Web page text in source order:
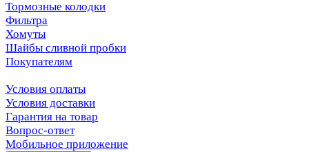
Тормозные колодки
Фильтра
Хомуты
Шайбы сливной пробки
Покупателям
Условия оплаты
Условия доставки
Гарантия на товар
Вопрос-ответ
Мобильное приложение